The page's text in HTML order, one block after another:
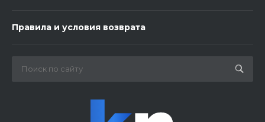
В корзину
Правила и условия возврата